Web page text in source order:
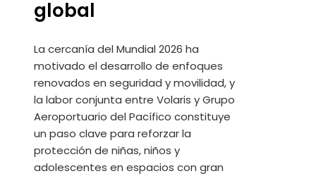
global
La cercanía del Mundial 2026 ha
motivado el desarrollo de enfoques
renovados en seguridad y movilidad, y
la labor conjunta entre Volaris y Grupo
Aeroportuario del Pacífico constituye
un paso clave para reforzar la
protección de niñas, niños y
adolescentes en espacios con gran